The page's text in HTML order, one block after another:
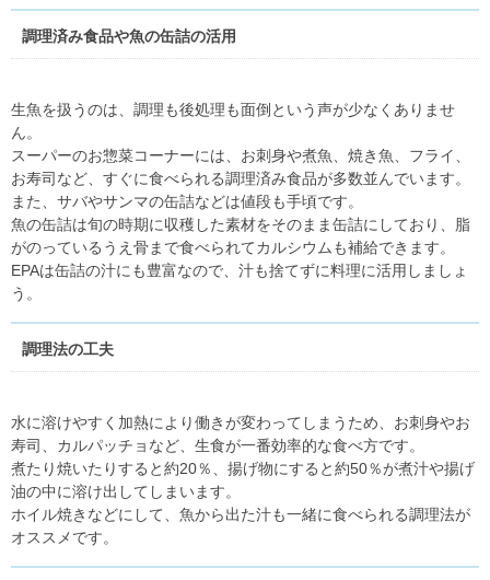
調理済み食品や魚の缶詰の活用
生魚を扱うのは、調理も後処理も面倒という声が少なくありませ
ん。
スーパーのお惣菜コーナーには、お刺身や煮魚、焼き魚、フライ、
お寿司など、すぐに食べられる調理済み食品が多数並んでいます。
また、サバやサンマの缶詰などは値段も手頃です。
魚の缶詰は旬の時期に収穫した素材をそのまま缶詰にしており、脂
がのっているうえ骨まで食べられてカルシウムも補給できます。
EPAは缶詰の汁にも豊富なので、汁も捨てずに料理に活用しましょ
う。
調理法の工夫
水に溶けやすく加熱により働きが変わってしまうため、お刺身やお
寿司、カルパッチョなど、生食が一番効率的な食べ方です。
煮たり焼いたりすると約20％、揚げ物にすると約50％が煮汁や揚げ
油の中に溶け出してしまいます。
ホイル焼きなどにして、魚から出た汁も一緒に食べられる調理法が
オススメです。